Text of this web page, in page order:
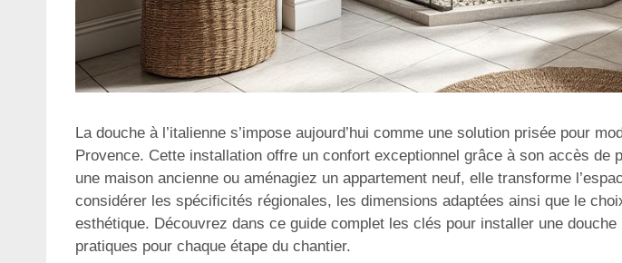
La douche à l’italienne s’impose aujourd’hui comme une solution prisée pour
Provence. Cette installation offre un confort exceptionnel grâce à son accès
une maison ancienne ou aménagiez un appartement neuf, elle transforme
considérer les spécificités régionales, les dimensions adaptées ainsi que le
esthétique. Découvrez dans ce guide complet les clés pour installer une
pratiques pour chaque étape du chantier.